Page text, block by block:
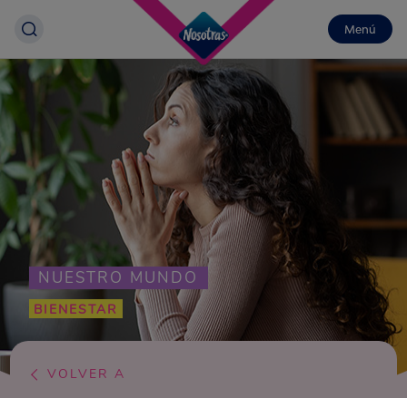
Menú
NUESTRO MUNDO
BIENESTAR
VOLVER A